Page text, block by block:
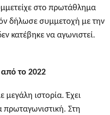
στο πρωτάθλημα
δήλωσε συμμετοχή με την
κατέβηκε να αγωνιστεί.
το 2022
ιστορία. Έχει
πρωταγωνιστική. Στη